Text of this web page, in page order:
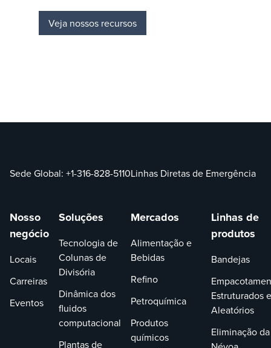
Veja nossos recursos
Sede Global: +1-316-828-5110Linhas Diretas de Emergência
Nosso
negócio
Locais
Carreiras
Eventos
Soluções
Tecnologia de
Colunas de
Divisória
Dinâmica dos
fluidos
computacional
Plantas de
Mercados
Alimentação e
Bebidas
Refino
Petroquímica
Produtos
químicos
Linhas de
produtos
Bandejas
Estruturados e
Aleatórios
Eliminação da